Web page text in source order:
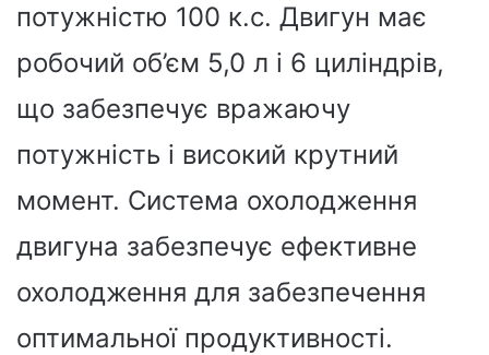
потужністю 100 к.с. Двигун має
робочий об’єм 5,0 л і 6 циліндрів,
що забезпечує вражаючу
потужність і високий крутний
момент. Система охолодження
двигуна забезпечує ефективне
охолодження для забезпечення
оптимальної продуктивності.